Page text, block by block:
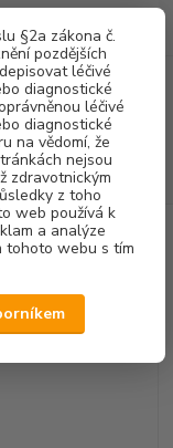
§2a zákona č.
pozdějších
léčivé
diagnostické
léčivé
diagnostické
na vědomí, že
nejsou
zdravotnickým
z toho
web používá k
a analýze
tohoto webu s tím
Menu
Hledat
za0,00 Kč
Satelec (3 ks)
(3